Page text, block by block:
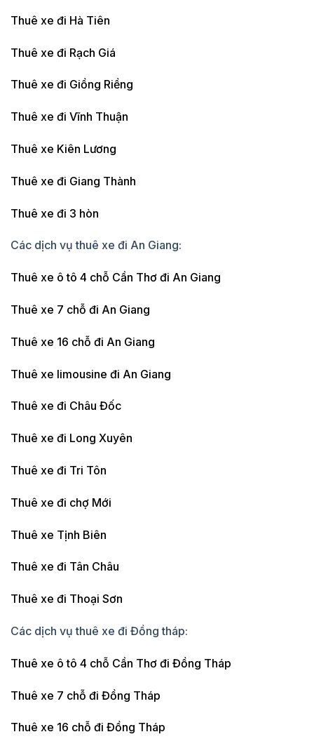
Thuê xe đi Hà Tiên
Thuê xe đi Rạch Giá
Thuê xe đi Giồng Riềng
Thuê xe đi Vĩnh Thuận
Thuê xe Kiên Lương
Thuê xe đi Giang Thành
Thuê xe đi 3 hòn
Các dịch vụ thuê xe đi An Giang:
Thuê xe ô tô 4 chỗ Cần Thơ đi An Giang
Thuê xe 7 chỗ đi An Giang
Thuê xe 16 chỗ đi An Giang
Thuê xe limousine đi An Giang
Thuê xe đi Châu Đốc
Thuê xe đi Long Xuyên
Thuê xe đi Tri Tôn
Thuê xe đi chợ Mới
Thuê xe Tịnh Biên
Thuê xe đi Tân Châu
Thuê xe đi Thoại Sơn
Các dịch vụ thuê xe đi Đồng tháp:
Thuê xe ô tô 4 chỗ Cần Thơ đi Đồng Tháp
Thuê xe 7 chỗ đi Đồng Tháp
Thuê xe 16 chỗ đi Đồng Tháp